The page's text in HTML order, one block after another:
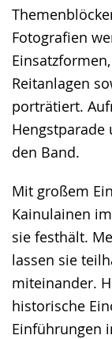
Fotografien
Reitanlagen
porträtiert.
den Band.
Mit großem
Kainulainen
sie festhält.
lassen sie
miteinander.
historische
Einführungen